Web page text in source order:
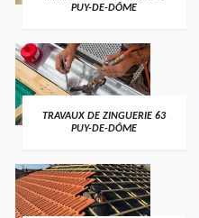
PUY-DE-DÔME
TRAVAUX DE ZINGUERIE 63
PUY-DE-DÔME